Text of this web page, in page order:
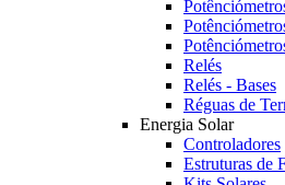
Relés
Relés - Bases
Réguas de
Energia Solar
Controladores
Estruturas de